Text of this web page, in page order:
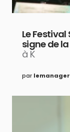
Le
signe de
à K
par lemanager